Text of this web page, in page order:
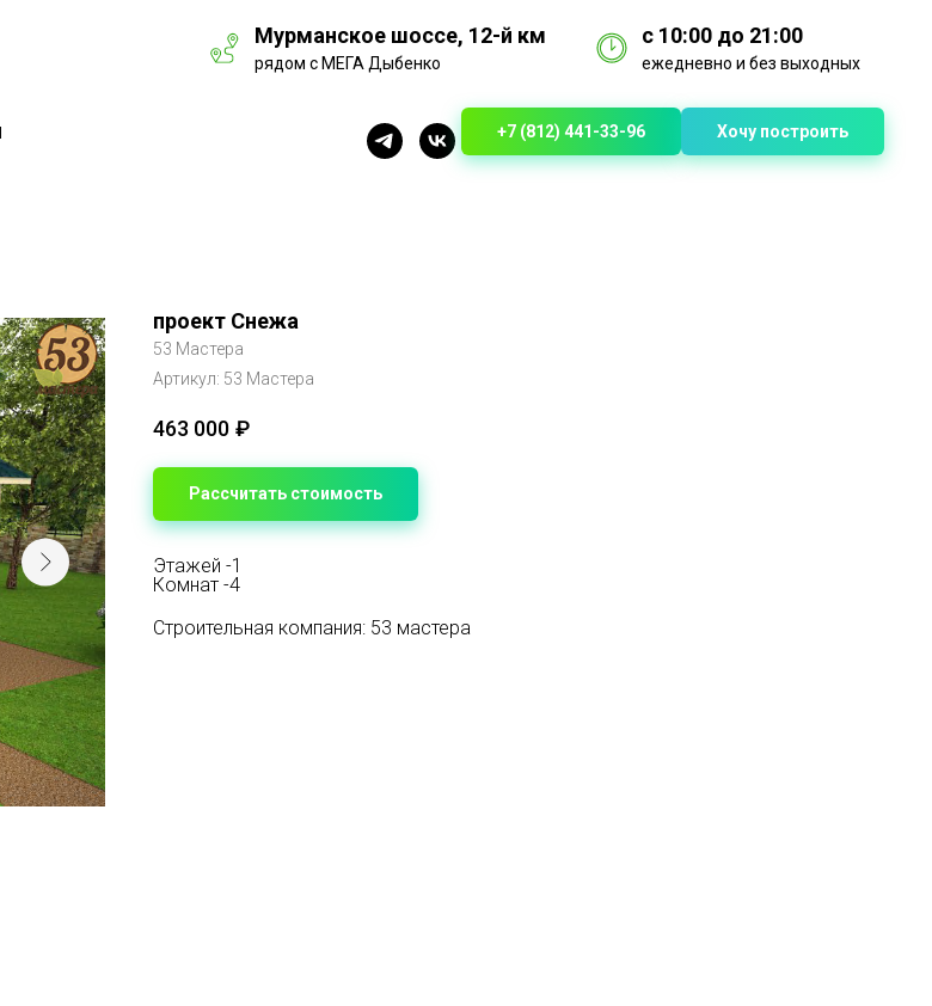
Мурманское шоссе, 12-й км
рядом с МЕГА Дыбенко
с 10:00 до 21:00
ежедневно и без выходных
+7 (812) 441-33-96 Хочу построить
проект Снежа
53 Мастера
Артикул: 53 Мастера
463 000 ₽
Рассчитать стоимость
Этажей -1
Комнат -4
Строительная компания: 53 мастера